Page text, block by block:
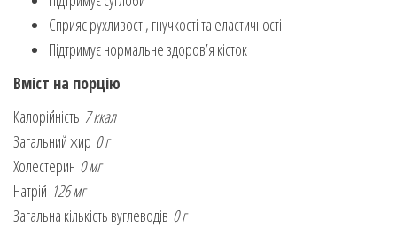
Сприяє рухливості, гнучкості та еластичності
Підтримує нормальне здоров’я кісток
Вміст на порцію
Калорійність 7 ккал
Загальний жир 0 г
Холестерин 0 мг
Натрій 126 мг
Загальна кількість вуглеводів 0 г